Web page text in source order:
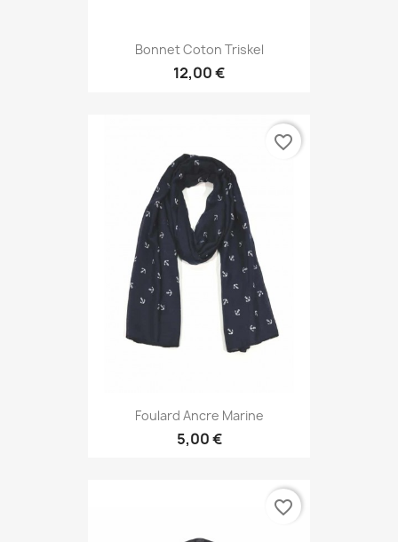
Bonnet Coton Triskel
12,00 €
Foulard Ancre Marine
5,00 €
favorite_border
favorite_border